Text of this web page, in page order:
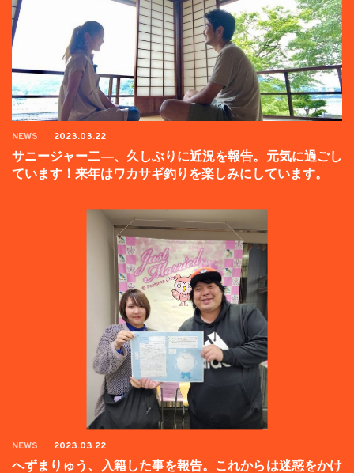
NEWS 2023.03.22
サニージャー二―、久しぶりに近況を報告。元気に過ごし
ています！来年はワカサギ釣りを楽しみにしています。
NEWS 2023.03.22
へずまりゅう、入籍した事を報告。これからは迷惑をかけ